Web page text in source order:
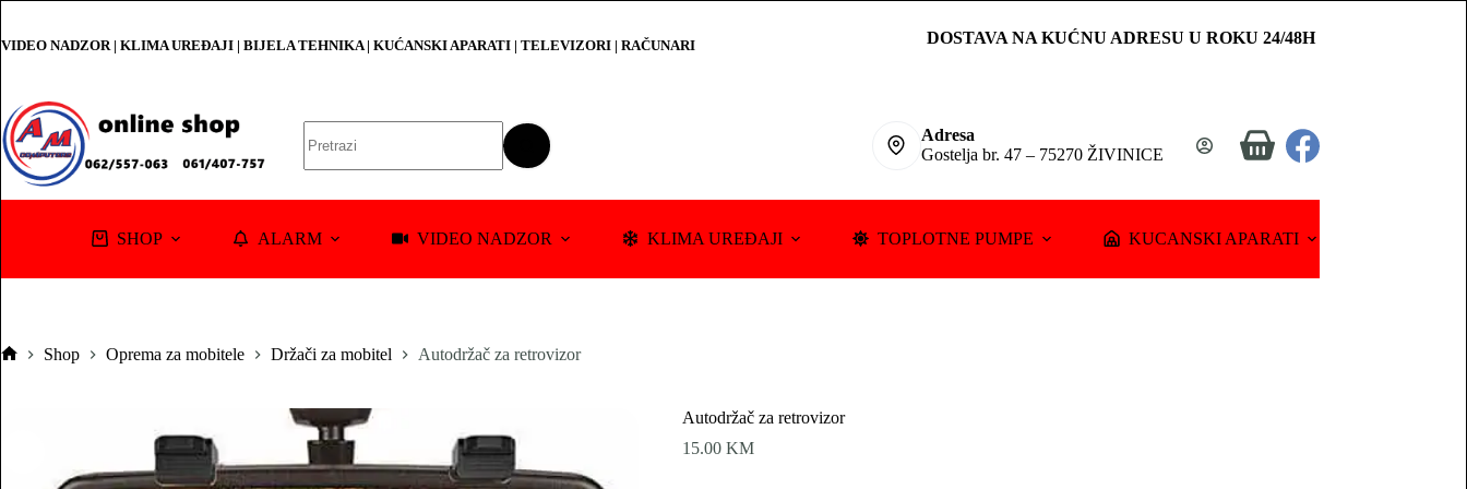
content
VIDEO NADZOR | KLIMA UREĐAJI | BIJELA TEHNIKA | KUĆANSKI APARATI | TELEVIZORI | RAČUNARI DOSTAVA NA KUĆNU ADRESU U ROKU 24/48H
results
Adresa
Gostelja br. 47 – 75270 ŽIVINICE
Shopping
SHOP ALARM VIDEO NADZOR KLIMA UREĐAJI TOPLOTNE PUMPE KUCANSKI APARATI
Shop Oprema za mobitele Držači za mobitel Autodržač za retrovizor
Autodržač za retrovizor
15.00 KM